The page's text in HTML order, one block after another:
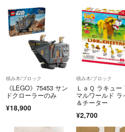
トイストーリー商品、発送にお時間い
トイストーリー系で評価普通が増えて
箱、傷確認してから購入お願いします
海外輸入商品(フィギュア)は箱のスレ、
完璧をお求めの方は、ご遠慮ください！
積み木/ブロック
《LEGO》75453 サン
ドクローラーのみ
¥18,900
積み木/ブロック
ＬａＱ ラキュー
マルワールド ラ
＆チーター
¥2,700